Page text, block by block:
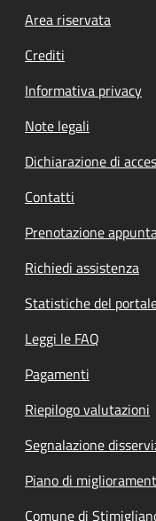
Footer
Area riservata
Crediti
Informativa privacy
Note legali
Dichiarazione di
Contatti
Prenotazione
Richiedi assistenza
Statistiche del
Leggi le FAQ
Pagamenti
Riepilogo valutazioni
Segnalazione
Piano di
Comune di